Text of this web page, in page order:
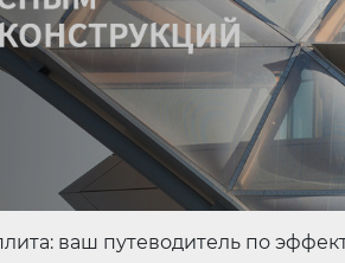
ваш путеводитель по